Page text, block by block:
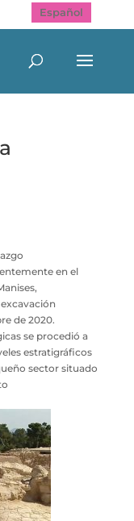
Español
en el
de 2020.
se procedió a
estratigráficos
sector situado